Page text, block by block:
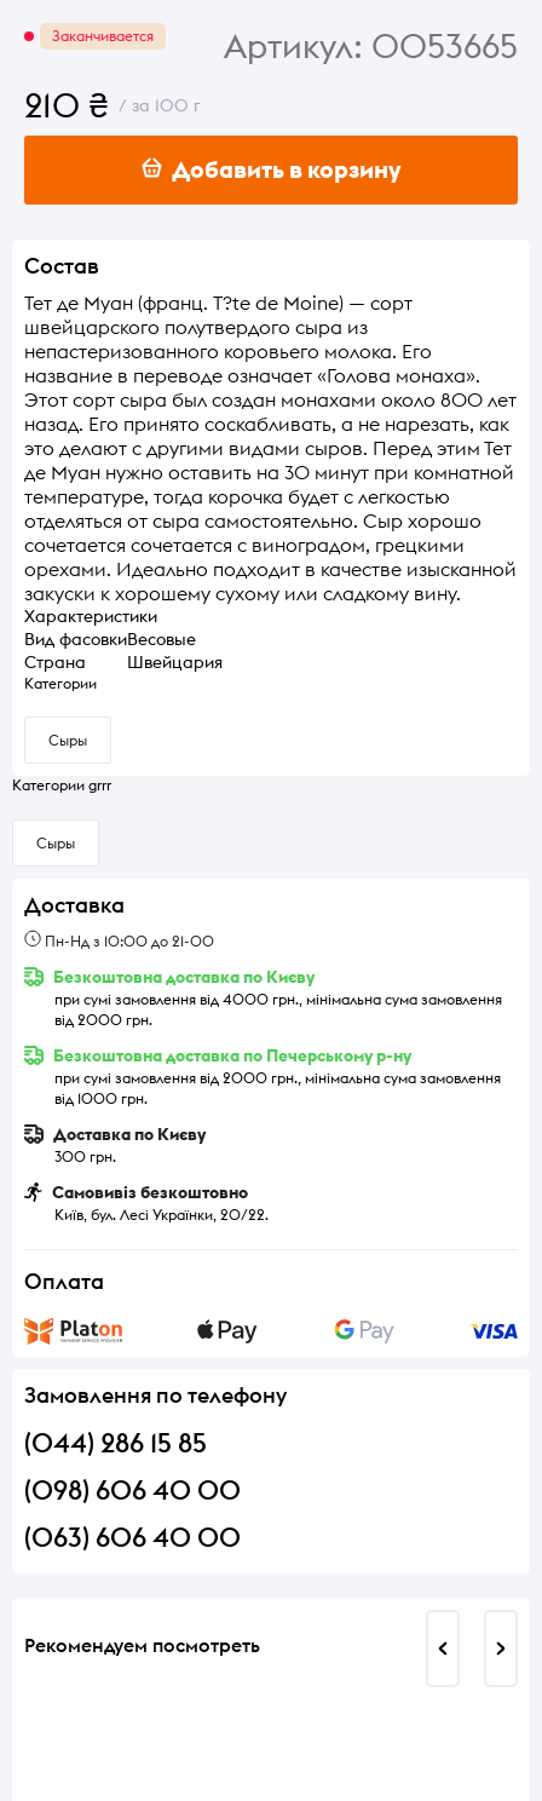
Заканчивается Артикул: 0053665
210 ₴ / за 100 г
Добавить в корзину
Состав
Тет де Муан (франц. T?te de Moine) — сорт
швейцарского полутвердого сыра из
непастеризованного коровьего молока. Его
название в переводе означает «Голова монаха».
Этот сорт сыра был создан монахами около 800 лет
назад. Его принято соскабливать, а не нарезать, как
это делают с другими видами сыров. Перед этим Тет
де Муан нужно оставить на 30 минут при комнатной
температуре, тогда корочка будет с легкостью
отделяться от сыра самостоятельно. Сыр хорошо
сочетается сочетается с виноградом, грецкими
орехами. Идеально подходит в качестве изысканной
закуски к хорошему сухому или сладкому вину.
Характеристики
Вид фасовкиВесовые
Страна
Швейцария
Категории
Сыры
Категории grrr
Сыры
Доставка
Пн-Нд з 10:00 до 21-00
Безкоштовна доставка по Києву
при сумі замовлення від 4000 грн., мінімальна сума замовлення
від 2000 грн.
Безкоштовна доставка по Печерському р-ну
при сумі замовлення від 2000 грн., мінімальна сума замовлення
від 1000 грн.
Доставка по Києву
300 грн.
Самовивіз безкоштовно
Київ, бул. Лесі Українки, 20/22.
Оплата
Замовлення по телефону
(044) 286 15 85
(098) 606 40 00
(063) 606 40 00
Рекомендуем посмотреть